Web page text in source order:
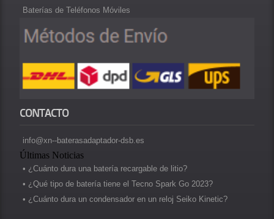
Baterías de Teléfonos Móviles
CONTACTO
info@xn--baterasadaptador-dsb.es
Últimas Noticias
• ¿Cuánto dura una batería recargable de litio?
• ¿Qué tipo de batería tiene el Tecno Spark Go 2023?
• ¿Cuánto dura un condensador en un reloj Seiko Kinetic?